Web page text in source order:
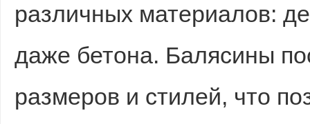
различных материалов:
даже бетона. Балясины
размеров и стилей, что